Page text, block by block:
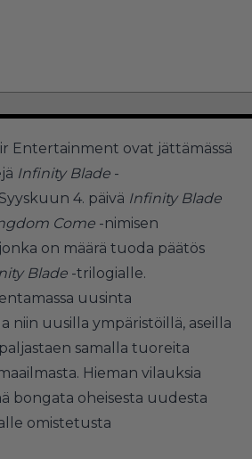
Entertainment ovat jättämässä
Infinity Blade -
4. päivä Infinity Blade
Come -nimisen
on määrä tuoda päätös
Blade -trilogialle.
uusinta
niin uusilla ympäristöillä, aseilla
samalla tuoreita
Hieman vilauksia
bongata oheisesta uudesta
omistetusta